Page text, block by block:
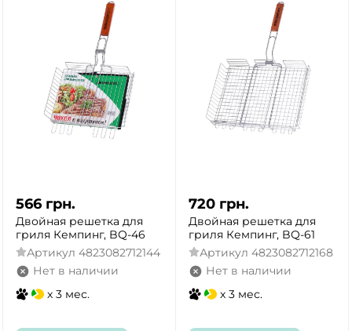
566 грн.
Двойная решетка для
гриля Кемпинг, BQ-46
Артикул 4823082712144
Нет в наличии
x 3 мес.
720 грн.
Двойная решетка для
гриля Кемпинг, BQ-61
Артикул 4823082712168
Нет в наличии
x 3 мес.